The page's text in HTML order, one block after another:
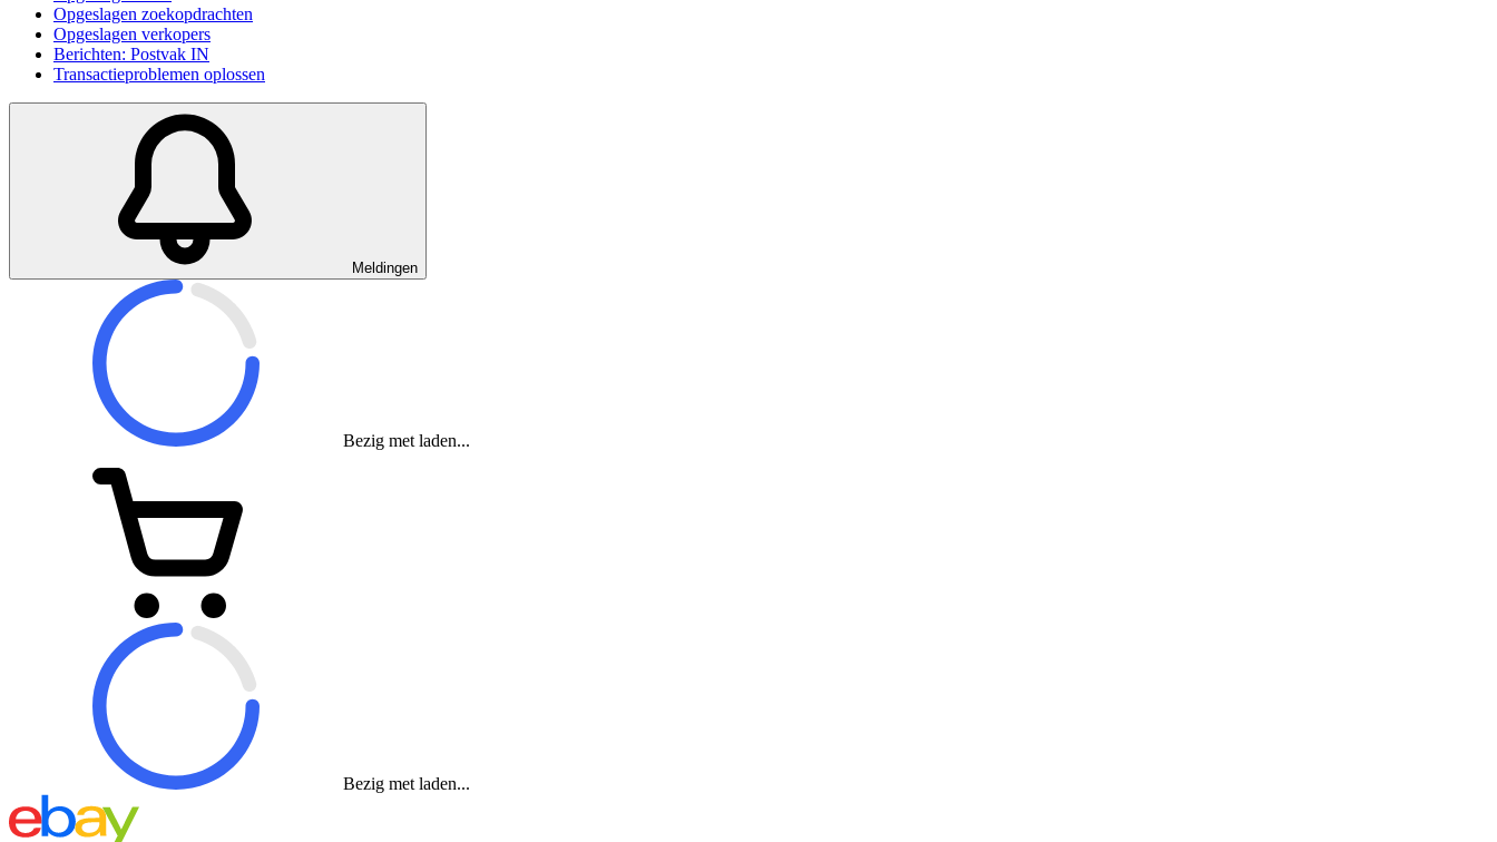
Opgeslagen zoekopdrachten
Opgeslagen verkopers
Berichten: Postvak IN
Transactieproblemen oplossen
Meldingen
Bezig met laden...
Bezig met laden...